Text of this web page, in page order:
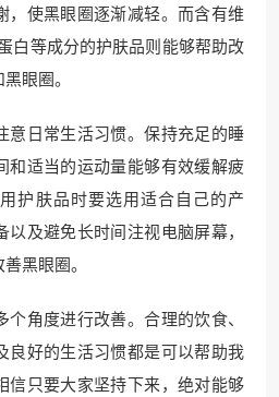
，使黑眼圈逐渐减轻。而含有维
白等成分的护肤品则能够帮助改
眼圈。
意日常生活习惯。保持充足的睡
和适当的运动量能够有效缓解疲
护肤品时要选用适合自己的产
及避免长时间注视电脑屏幕，
黑眼圈。
角度进行改善。合理的饮食、
良好的生活习惯都是可以帮助我
信只要大家坚持下来，绝对能够